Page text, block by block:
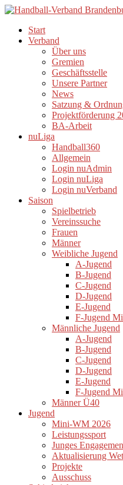
Start
Verband
Über uns
Gremien
Geschäftsstelle
Unsere Partner
News
Satzung &
Projektförderung
BA-Arbeit
nuLiga
Handball360
Allgemein
Login nuAdmin
Login nuLiga
Login nuVerband
Saison
Spielbetrieb
Vereinssuche
Frauen
Männer
Weibliche Jugend
A-Jugend
B-Jugend
C-Jugend
D-Jugend
E-Jugend
F-Jugend
Männliche Jugend
A-Jugend
B-Jugend
C-Jugend
D-Jugend
E-Jugend
F-Jugend
Männer Ü40
Jugend
Mini-WM 2026
Leistungssport
Junges
Aktualisierung
Projekte
Ausschuss